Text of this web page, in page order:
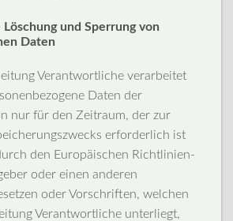
und Sperrung von
Daten
Verantwortliche verarbeitet
Daten der
nur für den Zeitraum, der zur
erforderlich ist
den Europäischen Richtlinien-
oder einen anderen
oder Vorschriften, welchen
Verantwortliche unterliegt,